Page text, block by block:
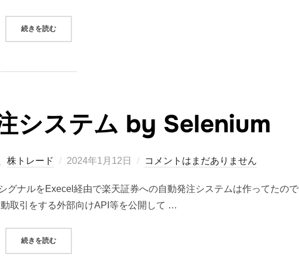
続きを読む“2024/01/12 システムトレード（株）の損益”
システム by Selenium
株トレード
投
日:
2024年1月12日 コメントはまだありません
ナルをExecel経由で楽天証券への自動発注システムは作ってたの
取引をする外部向けAPI等を公開して …
続きを読む“SBI証券で自動発注システム BY SELENIUM”